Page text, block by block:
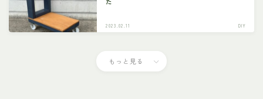
2023.02.11 DIY
もっと見る